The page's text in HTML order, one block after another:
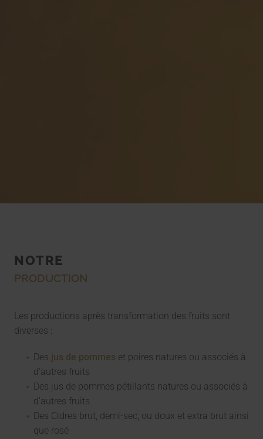
NOTRE
PRODUCTION
Les productions après transformation des fruits sont
diverses :
Des jus de pommes et poires natures ou associés à
d'autres fruits
Des jus de pommes pétillants natures ou associés à
d'autres fruits
Des Cidres brut, demi-sec, ou doux et extra brut ainsi
que rosé